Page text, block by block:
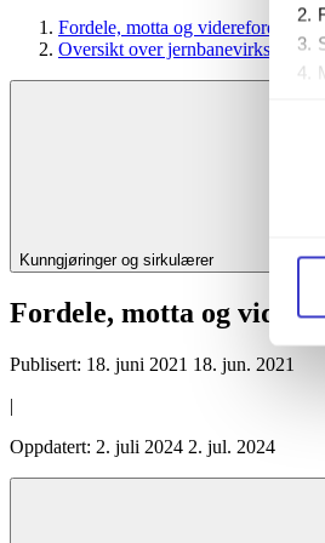
Fordele, motta og viderefordele
Oversikt over
Kunngjøringer og sirkulærer
Fordele, motta og
Publisert: 18. juni 2021 18. jun. 2021
|
Oppdatert: 2. juli 2024 2. jul. 2024